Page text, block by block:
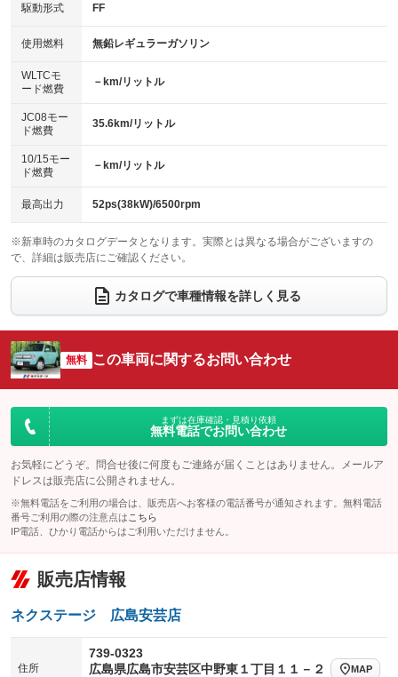
USB入力端子
：装備あり
100V電源
：装備なし
センターデフロック
：装備なし
電動格納ミラー
：装備あり
HID(キセノンライト)
：装備なし
バックカメラ
：装備あり
エアロ
：装備なし
：装備なし
パワーシート
ベンチシート
：装備なし
チップアップシート
：装備なし
：装備なし ：装備あり
ウォークスルー
：装備なし
電動リアゲート フロントカメラ
：装備あり
：装備なし ：装備あり
サイドカメラ
：装備あり ルーフレール
：装備なし
：装備なし
：装備なし
駆動形式 FF
使用燃料 無鉛レギュラーガソリン
WLTCモ
ード燃費
－km/リットル
JC08モー
ド燃費
35.6km/リットル
10/15モー
ド燃費
－km/リットル
最高出力 52ps(38kW)/6500rpm
※新車時のカタログデータとなります。実際とは異なる場合がございますの
で、詳細は販売店にご確認ください。
カタログで車種情報を詳しく見る
無料 この車両に関するお問い合わせ
まずは在庫確認・見積り依頼
無料電話でお問い合わせ
お気軽にどうぞ。問合せ後に何度もご連絡が届くことはありません。メールア
ドレスは販売店に公開されません。
※無料電話をご利用の場合は、販売店へお客様の電話番号が通知されます。無料電話
番号ご利用の際の注意点は こちら
IP電話、ひかり電話からはご利用いただけません。
販売店情報
ネクステージ 広島安芸店
住所
739-0323
広島県広島市安芸区中野東１丁目１１－２
MAP